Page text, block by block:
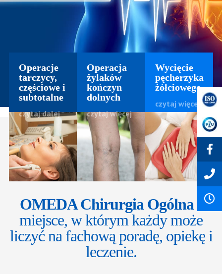
Operacje
tarczycy,
częściowe i
subtotalne
czytaj dalej
Operacja
żylaków
kończyn
dolnych
czytaj więcej
Wycięcie
pęcherzyka
żółciowego
czytaj więcej
OMEDA Chirurgia Ogólna
miejsce, w którym każdy może
liczyć na fachową poradę, opiekę i
leczenie.